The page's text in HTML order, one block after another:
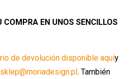
COMPRA EN UNOS SENCILLOS
de devolución disponible aquíy
sklep@moriadesign.pl. También